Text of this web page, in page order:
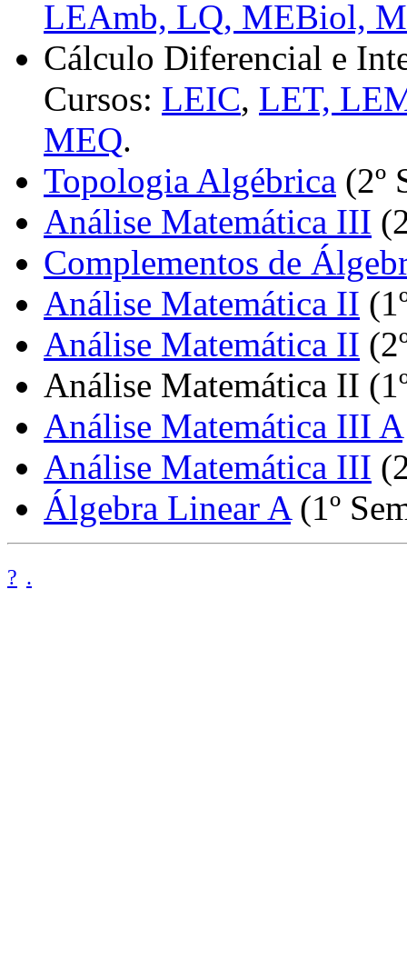
LEAmb, LQ, MEBiol,
Cálculo Diferencial e
Cursos: LEIC, LET,
MEQ.
Topologia Algébrica (2º
Análise Matemática III
Complementos de
Análise Matemática II
Análise Matemática II
Análise Matemática II
Análise Matemática III A
Análise Matemática III
Álgebra Linear A(1º
? .